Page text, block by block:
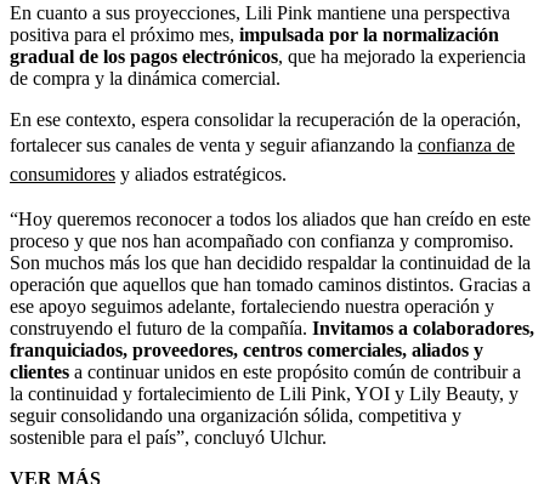
En cuanto a sus proyecciones, Lili Pink mantiene una perspectiva
positiva para el próximo mes, impulsada por la normalización
gradual de los pagos electrónicos, que ha mejorado la experiencia
de compra y la dinámica comercial.
En ese contexto, espera consolidar la recuperación de la operación,
fortalecer sus canales de venta y seguir afianzando la confianza de
consumidores y aliados estratégicos.
“Hoy queremos reconocer a todos los aliados que han creído en este
proceso y que nos han acompañado con confianza y compromiso.
Son muchos más los que han decidido respaldar la continuidad de la
operación que aquellos que han tomado caminos distintos. Gracias a
ese apoyo seguimos adelante, fortaleciendo nuestra operación y
construyendo el futuro de la compañía. Invitamos a colaboradores,
franquiciados, proveedores, centros comerciales, aliados y
clientes a continuar unidos en este propósito común de contribuir a
la continuidad y fortalecimiento de Lili Pink, YOI y Lily Beauty, y
seguir consolidando una organización sólida, competitiva y
sostenible para el país”, concluyó Ulchur.
VER MÁS